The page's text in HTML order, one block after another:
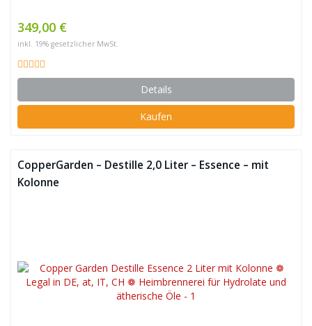
349,00 €
inkl. 19% gesetzlicher MwSt.
Details
Kaufen
CopperGarden – Destille 2,0 Liter – Essence – mit
Kolonne